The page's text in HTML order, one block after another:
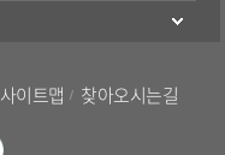
사이트맵 찾아오시는길